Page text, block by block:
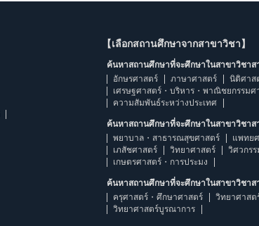
【เลือกสถานศึกษาจากสาขาวิชา】
ค้นหาสถานศึกษาที่จะศึกษาในสาขาวิชาส
อักษรศาสตร์
ภาษาศาสตร์
นิติศาส
เศรษฐศาสตร์・บริหาร・พาณิชยกรรมศ
ความสัมพันธ์ระหว่างประเทศ
ค้นหาสถานศึกษาที่จะศึกษาในสาขาวิชาส
พยาบาล・สาธารณสุขศาสตร์
แพทย
เภสัชศาสตร์
วิทยาศาสตร์
วิศวกร
เกษตรศาสตร์・การประมง
ค้นหาสถานศึกษาที่จะศึกษาในสาขาวิชา
ครุศาสตร์・ศึกษาศาสตร์
วิทยาศาสต
วิทยาศาสตร์บูรณาการ